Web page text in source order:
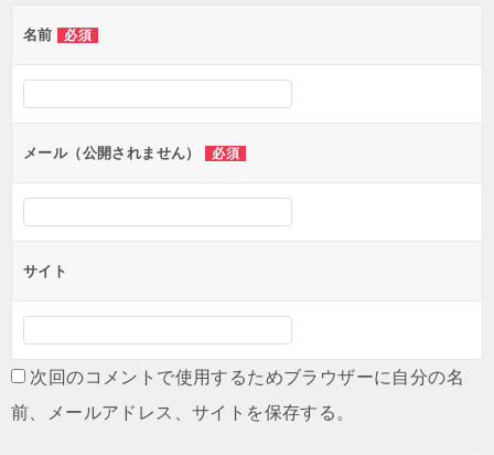
ー
シ
ン
名前 必須
メール（公開されません） 必須
サイト
次回のコメントで使用するためブラウザーに自分の名
前、メールアドレス、サイトを保存する。